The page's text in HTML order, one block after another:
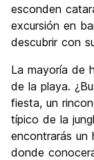
esconden
excursión en
descubrir con
La mayoría de
de la playa.
fiesta, un
típico de la
encontrarás un
donde